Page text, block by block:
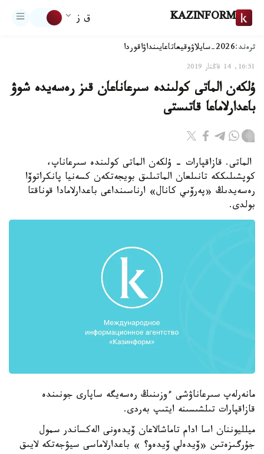
KAZINFORM ق ز
ترەند:2026-سايلاۋ وقيعاتاعايىنداۋاقوردا
16:51, 14 قاڭتار 2019
ۇلكەن الماتى كولىندە سىرعاناعان قىز رەسەيدە شوۋ
باعدارلاماعا قاتىستى
الماتى. قازاقپارات - ۇلكەن الماتى كولىندە سىرعاناپ،
كوپشىلىككە تانىلعان الماتىلىق بويجەتكەن كسەنيا پانكراتوۆا
رەسەيدىڭ «پەرۆىي كانال» ارناسىنداعى باعدارلامادا قوناقتا
بولدى.
مانەرلەپ سىرعاناۋشى ءوزىنىڭ رەسەيگە ساپارى جونىندە
قازاقپارات تىلشىسىنە ايتىپ بەردى.
ميلليوننان اسا ادام تاماشالاعان ۆيدەونى الەكساندر سمول
جۇرگىزەتىن «ۆيدەلي ۆيدەو؟ » باعدارلاماسى سيۋجەتكە لايىق